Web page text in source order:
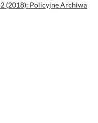
(2018): Policyjne Archiwa